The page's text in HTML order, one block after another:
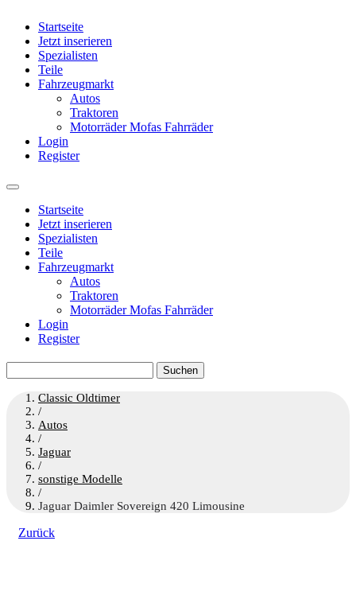
Startseite
Jetzt inserieren
Spezialisten
Teile
Fahrzeugmarkt
Autos
Traktoren
Motorräder Mofas Fahrräder
Login
Register
Startseite
Jetzt inserieren
Spezialisten
Teile
Fahrzeugmarkt
Autos
Traktoren
Motorräder Mofas Fahrräder
Login
Register
nach:
Classic Oldtimer
/
Autos
/
Jaguar
/
sonstige Modelle
/
Jaguar Daimler Sovereign 420 Limousine
Zurück